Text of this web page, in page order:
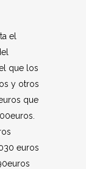
el
que los
y otros
que
euros